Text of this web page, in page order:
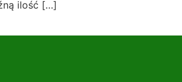
ilość […]